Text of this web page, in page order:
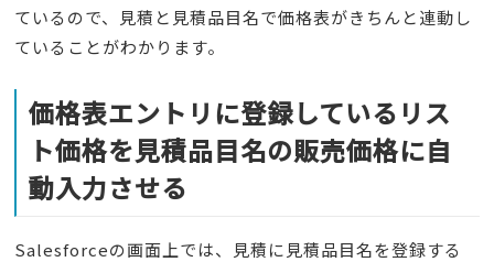
ているので、見積と見積品目名で価格表がきちんと連動し
ていることがわかります。
価格表エントリに登録しているリス
ト価格を見積品目名の販売価格に自
動入力させる
Salesforceの画面上では、見積に見積品目名を登録する